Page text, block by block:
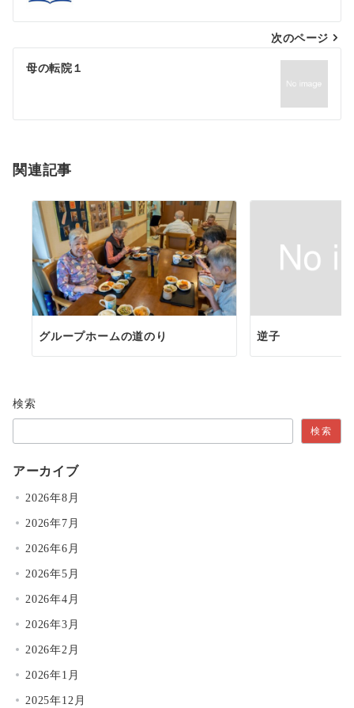
次のページ
母の転院１
関連記事
グループホームの道のり 逆子
検索
検索
アーカイブ
2026年8月
2026年7月
2026年6月
2026年5月
2026年4月
2026年3月
2026年2月
2026年1月
2025年12月